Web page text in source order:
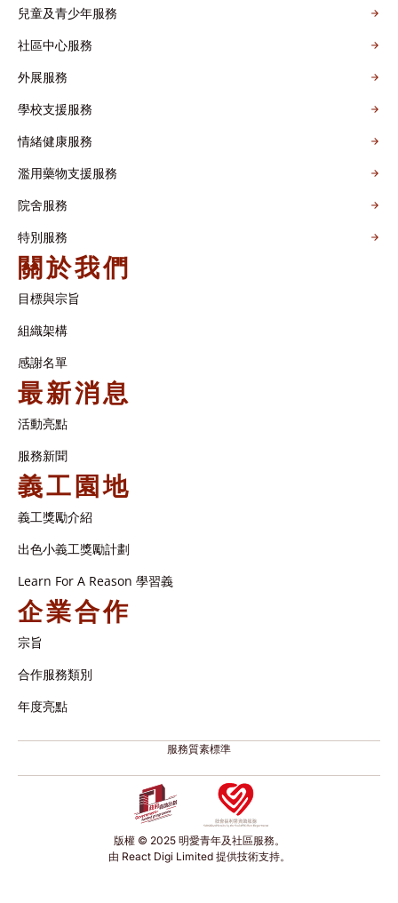
兒童及青少年服務
社區中心服務
外展服務
學校支援服務
情緒健康服務
濫用藥物支援服務
院舍服務
特別服務
關於我們
目標與宗旨
組織架構​
感謝名單​
最新消息
活動亮點
服務新聞
義工園地
義工獎勵介紹
出色小義工獎勵計劃
Learn For A Reason 學習義
企業合作
宗旨
合作服務類別
年度亮點
服務質素標準
版權 © 2025 明愛青年及社區服務。
由 React Digi Limited 提供技術支持。